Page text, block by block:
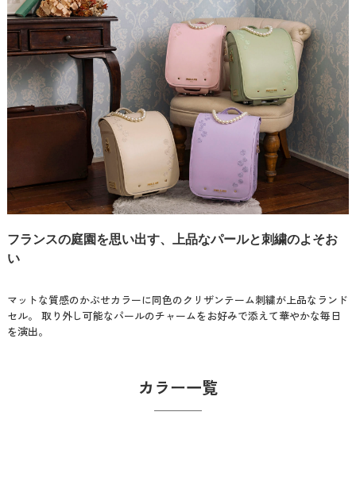
フランスの庭園を思い出す、上品なパールと刺繍のよそお
い
マットな質感のかぶせカラーに同色のクリザンテーム刺繍が上品なランド
セル。 取り外し可能なパールのチャームをお好みで添えて華やかな毎日
を演出。
カラー一覧